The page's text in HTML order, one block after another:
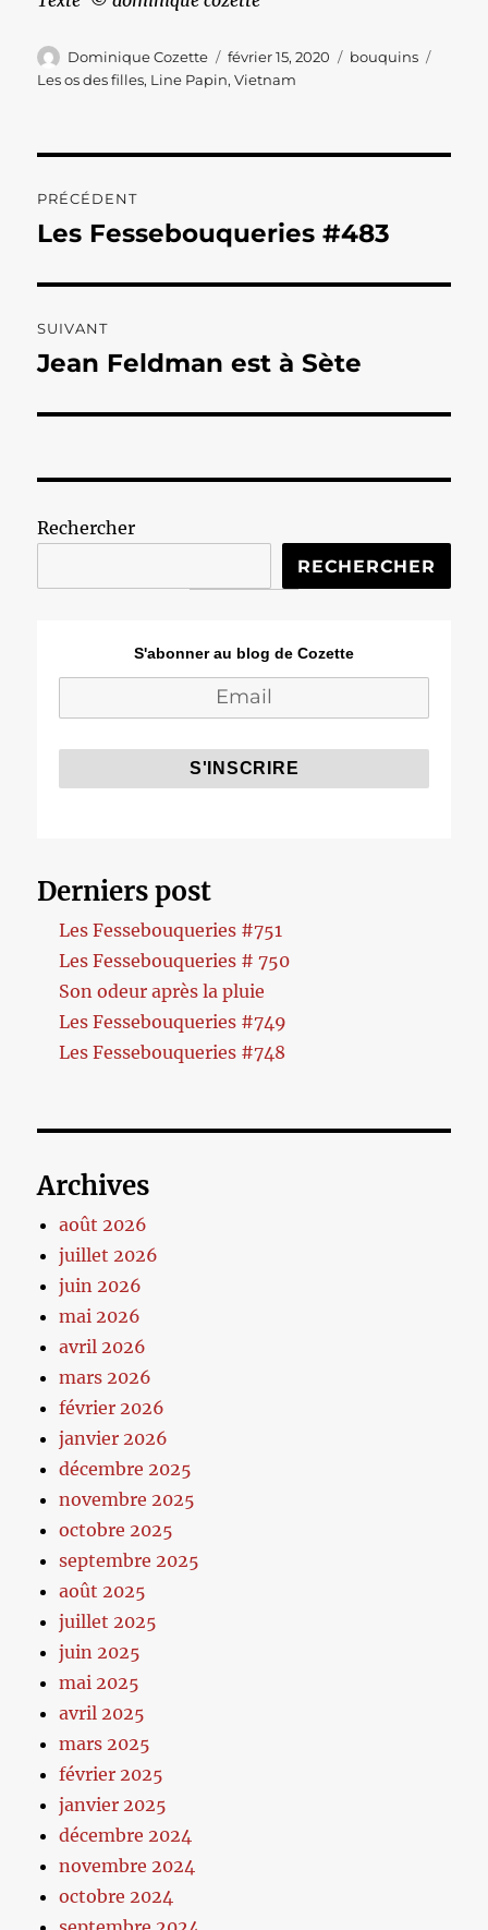
Auteur
Dominique Cozette
Publié
le
février 15, 2020 Catégories
bouquins
Les os des filles, Line Papin,Vietnam
de
PRÉCÉDENT
Publication
Les Fessebouqueries #483
SUIVANT
Publication
Jean Feldman est à Sète
Rechercher
RECHERCHER
S'abonner au blog de Cozette
Derniers post
Les Fessebouqueries #751
Les Fessebouqueries # 750
Son odeur après la pluie
Les Fessebouqueries #749
Les Fessebouqueries #748
Archives
août 2026
juillet 2026
juin 2026
mai 2026
avril 2026
mars 2026
février 2026
janvier 2026
décembre 2025
novembre 2025
octobre 2025
septembre 2025
août 2025
juillet 2025
juin 2025
mai 2025
avril 2025
mars 2025
février 2025
janvier 2025
décembre 2024
novembre 2024
octobre 2024